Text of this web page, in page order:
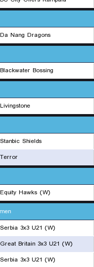
Da Nang Dragons
Blackwater Bossing
Livingstone
Stanbic Shields
Terror
Equity Hawks (W)
Serbia 3x3 U21 (W)
Great Britain 3x3 U21 (W)
Serbia 3x3 U21 (W)